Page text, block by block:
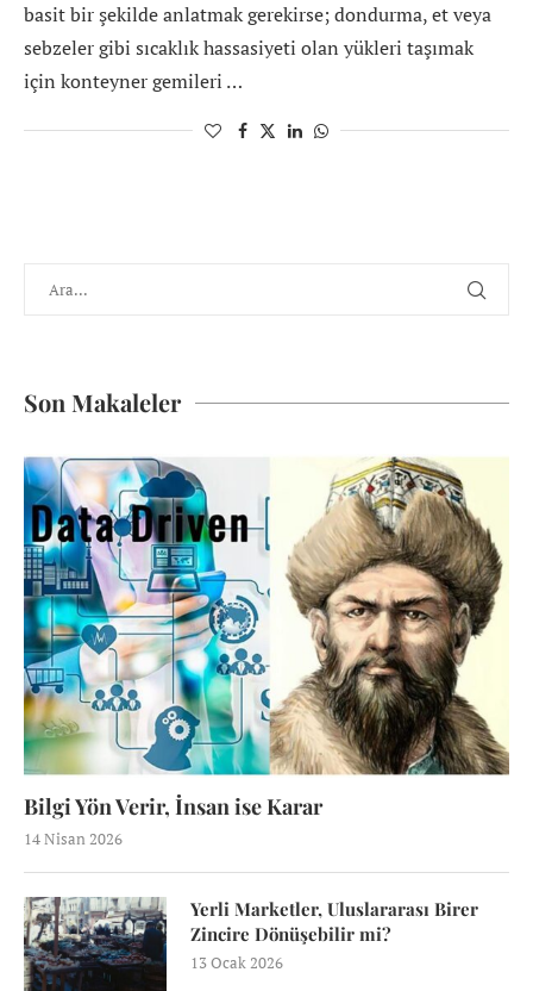
basit bir şekilde anlatmak gerekirse; dondurma, et veya
sebzeler gibi sıcaklık hassasiyeti olan yükleri taşımak
için konteyner gemileri …
Son Makaleler
Bilgi Yön Verir, İnsan ise Karar
14 Nisan 2026
Yerli Marketler, Uluslararası Birer
Zincire Dönüşebilir mi?
13 Ocak 2026